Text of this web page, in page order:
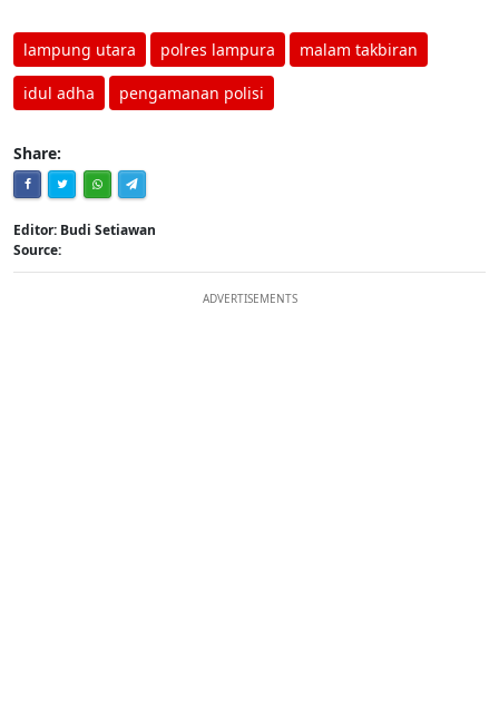
lampung utara polres lampura malam takbiran
idul adha pengamanan polisi
Share:
Editor: Budi Setiawan
Source:
ADVERTISEMENTS